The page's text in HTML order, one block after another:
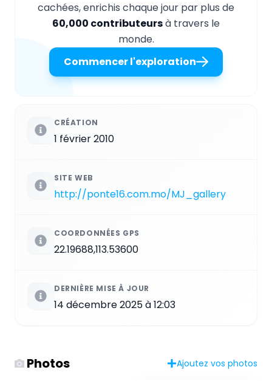
cachées, enrichis chaque jour par plus de
60,000 contributeursà travers le
monde.
Commencer l'exploration
CRÉATION
1 février 2010
SITE WEB
http://ponte16.com.mo/MJ_gallery
COORDONNÉES GPS
22.19688,113.53600
DERNIÈRE MISE À JOUR
14 décembre 2025 à 12:03
Photos Ajoutez vos photos